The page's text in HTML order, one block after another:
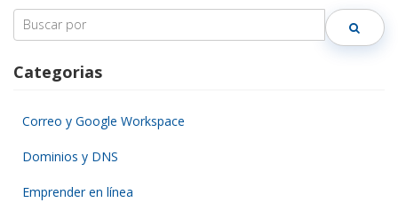
Search
for:
Categorias
Correo y Google Workspace
Dominios y DNS
Emprender en línea